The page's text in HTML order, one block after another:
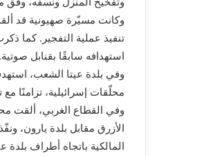
وكانت مسيّرة صهيونية قد
تنفيذ عملية التفجير. كما
استهدافه سابقًا بقنابل صوتية.
وفي بلدة عيتا الشعب،
محلّقات إسرائيلية، تزامنًا
وفي القطاع الغربي، ألقت
الأزرق مقابل بلدة يارون،
المالكية باتجاه أطراف بلدة